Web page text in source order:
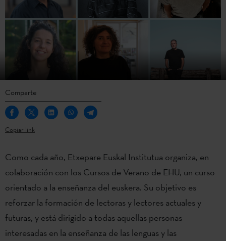
Comparte
Copiar link
Como cada año, Etxepare Euskal Institutua organiza, en
colaboración con los Cursos de Verano de EHU, un curso
orientado a la enseñanza del euskera. Su objetivo es
reforzar la formación de lectoras y lectores actuales y
futuras, y está dirigido a todas aquellas personas
interesadas en la enseñanza de las lenguas y las